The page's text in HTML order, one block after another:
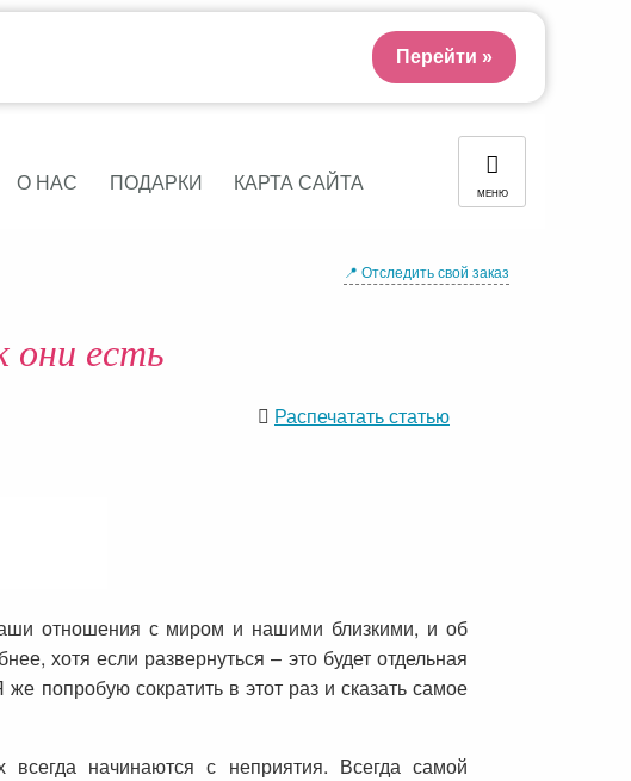
О НАС ПОДАРКИ КАРТА САЙТА МЕНЮ
📍 Отследить свой заказ
они есть
Распечатать статью
отношения с миром и нашими близкими, и об
хотя если развернуться – это будет отдельная
попробую сократить в этот раз и сказать самое
начинаются с неприятия. Всегда самой
Перейти »